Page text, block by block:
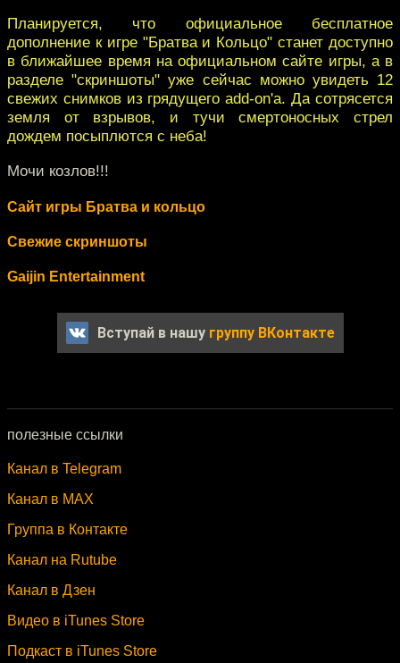
Планируется, что официальное бесплатное
дополнение к игре "Братва и Кольцо" станет доступно
в ближайшее время на официальном сайте игры, а в
разделе "скриншоты" уже сейчас можно увидеть 12
свежих снимков из грядущего add-on'а. Да сотрясется
земля от взрывов, и тучи смертоносных стрел
дождем посыплются с неба!
Мочи козлов!!!
Сайт игры Братва и кольцо
Свежие скриншоты
Gaijin Entertainment
Вступай в нашу группу ВКонтакте
полезные ссылки
Канал в Telegram
Канал в MAX
Группа в Контакте
Канал на Rutube
Канал в Дзен
Видео в iTunes Store
Подкаст в iTunes Store